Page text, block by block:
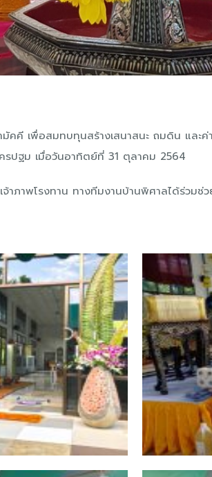
เพื่อสมทบทุนสร้างเสนาสนะ ถมดิน และ
ปฐม เมื่อวันอาทิตย์ที่ 31 ตุลาคม 2564
จ้าภาพโรงทาน ทางทีมงานบ้านพิศาลได้ร่วมช่